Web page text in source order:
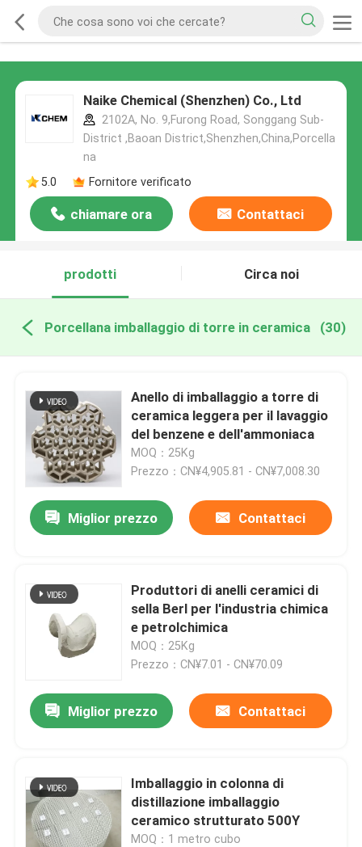
Naike Chemical (Shenzhen) Co., Ltd
2102A, No. 9,Furong Road, Songgang Sub-
District ,Baoan District,Shenzhen,China,Porcella
na
5.0
Fornitore verificato
chiamare ora Contattaci
prodotti Circa noi
Porcellana imballaggio di torre in ceramica (30)
Anello di imballaggio a torre di
ceramica leggera per il lavaggio
del benzene e dell'ammoniaca
MOQ：25Kg
Prezzo：CN¥4,905.81 - CN¥7,008.30
Miglior prezzo Contattaci
Produttori di anelli ceramici di
sella Berl per l'industria chimica
e petrolchimica
MOQ：25Kg
Prezzo：CN¥7.01 - CN¥70.09
Miglior prezzo Contattaci
Imballaggio in colonna di
distillazione imballaggio
ceramico strutturato 500Y
MOQ：1 metro cubo